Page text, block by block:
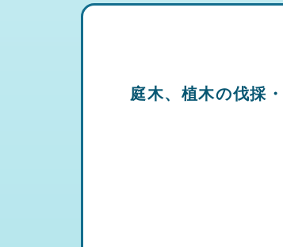
庭木、植木の伐採